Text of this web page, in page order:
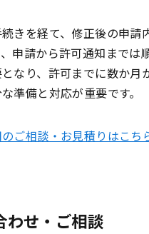
きを経て、修正後の申請
申請から許可通知まで
なり、許可までに数か月
準備と対応が重要です。
ご相談・お見積りはこち
わせ・ご相談